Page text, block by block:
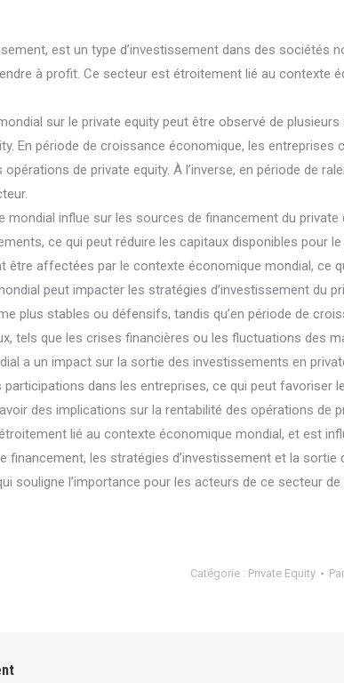
est un type d’investissement dans des
à profit. Ce secteur est étroitement lié au
sur le private equity peut être observé de
En période de croissance économique, les
de private equity. À l’inverse, en période de
mondial influe sur les sources de financement du
ce qui peut réduire les capitaux disponibles pour
être affectées par le contexte économique mondial,
peut impacter les stratégies d’investissement du
plus stables ou défensifs, tandis qu’en période de
tels que les crises financières ou les fluctuations des
a un impact sur la sortie des investissements en
dans les entreprises, ce qui peut favoriser
des implications sur la rentabilité des opérations de
lié au contexte économique mondial, et est
financement, les stratégies d’investissement et la
souligne l’importance pour les acteurs de ce secteur
Catégorie : Private Equity Par